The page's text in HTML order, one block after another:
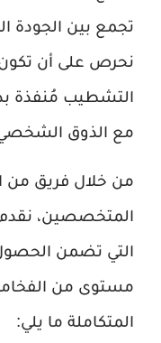
تجمع بين الجودة
نحرص على أن
التشطيب مُنفذة
مع الذوق
من خلال فريق من
المتخصصين،
التي تضمن
مستوى من
المتكاملة ما يلي: